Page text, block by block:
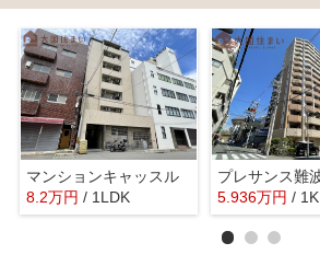
マンションキャッスル
8.2万円 / 1LDK
5.936万円 / 1K